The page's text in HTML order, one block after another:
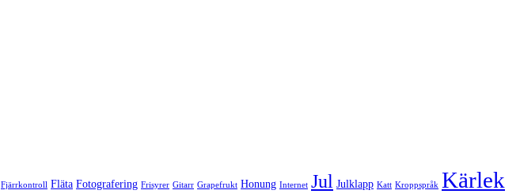
Fjärrkontroll Fläta Fotografering Frisyrer Gitarr Grapefrukt Honung Internet Jul Julklapp Katt Kroppspråk Kärlek